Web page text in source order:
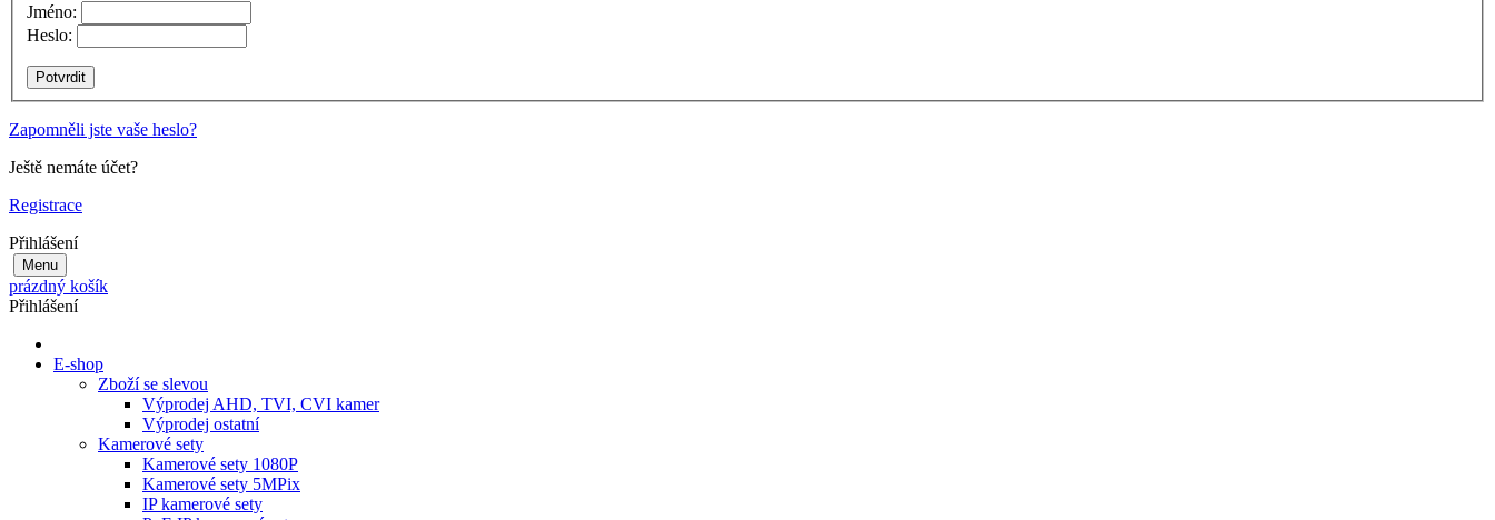
Jméno:
Heslo:
Zapomněli jste vaše heslo?
Ještě nemáte účet?
Registrace
Přihlášení
Menu
prázdný košík
Přihlášení
E-shop
Zboží se slevou
Výprodej AHD, TVI, CVI kamer
Výprodej ostatní
Kamerové sety
Kamerové sety 1080P
Kamerové sety 5MPix
IP kamerové sety